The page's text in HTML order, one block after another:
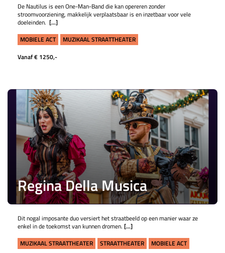
De Nautilus is een One-Man-Band die kan opereren zonder
stroomvoorziening, makkelijk verplaatsbaar is en inzetbaar voor vele
doeleinden. [...]
MOBIELE ACT
MUZIKAAL STRAATTHEATER
Vanaf € 1250,-
Regina Della Musica
Dit nogal imposante duo versiert het straatbeeld op een manier waar ze
enkel in de toekomst van kunnen dromen. [...]
MUZIKAAL STRAATTHEATER
STRAATTHEATER MOBIELE ACT